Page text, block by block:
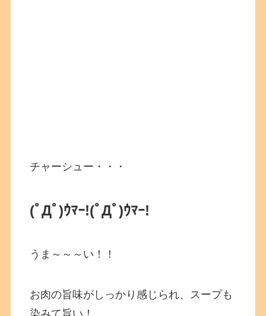
チャーシュー・・・
(ﾟДﾟ)ｳﾏｰ!(ﾟДﾟ)ｳﾏｰ!
うま～～～い！！
お肉の旨味がしっかり感じられ、スープも
染みて旨い！